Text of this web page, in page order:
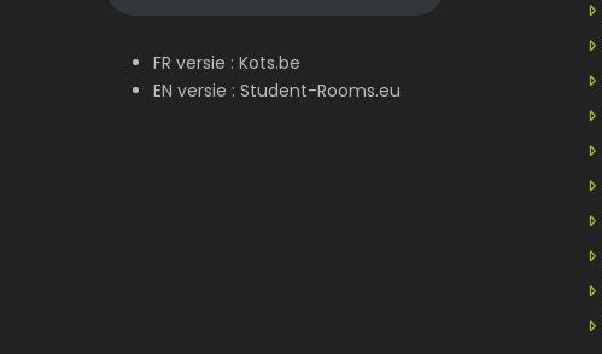
FR versie : Kots.be
EN versie : Student-Rooms.eu